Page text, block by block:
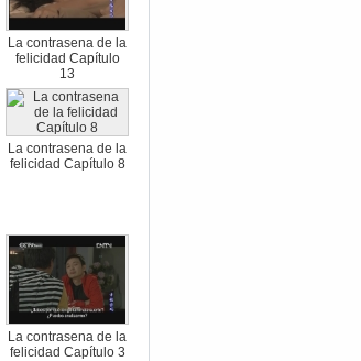
La contrasena de la
felicidad Capítulo
13
La contrasena de la
felicidad Capítulo 8
La contrasena de la
felicidad Capítulo 3